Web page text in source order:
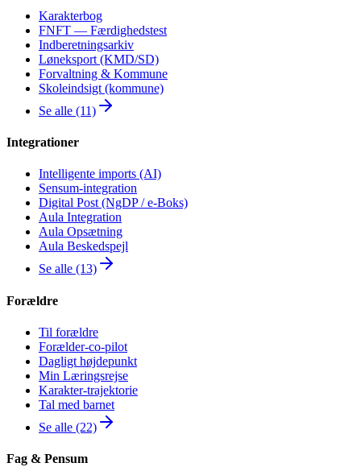
Karakterbog
FNFT — Færdighedstest
Indberetningsarkiv
Løneksport (KMD/SD)
Forvaltning & Kommune
Skoleindsigt (kommune)
Se alle (11)
Integrationer
Intelligente imports (AI)
Sensum-integration
Digital Post (NgDP / e-Boks)
Aula Integration
Aula Opsætning
Aula Beskedspejl
Se alle (13)
Forældre
Til forældre
Forælder-co-pilot
Dagligt højdepunkt
Min Læringsrejse
Karakter-trajektorie
Tal med barnet
Se alle (22)
Fag & Pensum